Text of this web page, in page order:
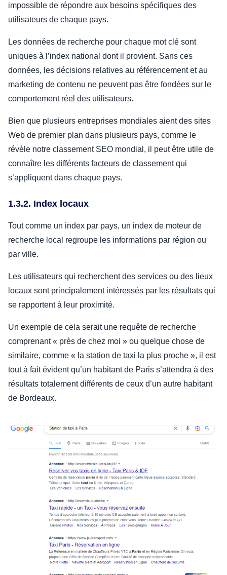
impossible de répondre aux besoins spécifiques des
utilisateurs de chaque pays.
Les données de recherche pour chaque mot clé sont
uniques à l’index national dont il provient. Sans ces
données, les décisions relatives au référencement et au
marketing de contenu ne peuvent pas être fondées sur le
comportement réel des utilisateurs.
Bien que plusieurs entreprises mondiales aient des sites
Web de premier plan dans plusieurs pays, comme le
révèle notre classement SEO mondial, il peut être utile de
connaître les différents facteurs de classement qui
s’appliquent dans chaque pays.
1.3.2. Index locaux
Tout comme un index par pays, un index de moteur de
recherche local regroupe les informations par région ou
par ville.
Les utilisateurs qui recherchent des services ou des lieux
locaux sont principalement intéressés par les résultats qui
se rapportent à leur proximité.
Un exemple de cela serait une requête de recherche
comprenant « près de chez moi » ou quelque chose de
similaire, comme « la station de taxi la plus proche », il est
tout à fait évident qu’un habitant de Paris s’attendra à des
résultats totalement différents de ceux d’un autre habitant
de Bordeaux.